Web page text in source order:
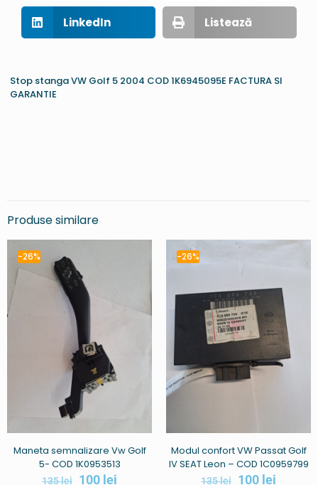
LinkedIn Listează
Stop stanga VW Golf 5 2004 COD 1K6945095E FACTURA SI
GARANTIE
Produse similare
-26%
Maneta semnalizare Vw Golf
5- COD 1K0953513
135lei 100 lei
-26%
Modul confort VW Passat Golf
IV SEAT Leon – COD 1C0959799
135lei 100 lei